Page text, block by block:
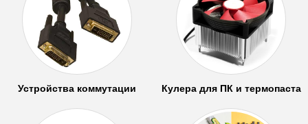
Устройства коммутации Кулера для ПК и термопаста